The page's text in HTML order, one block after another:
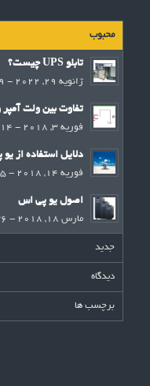
محبوب
تابلو UPS چیست؟
ژانویه 29, 2022 - 5:39 ب.ظ
تفاوت بین ولت آمپر
فوریه 3, 2018 - 6:14 ب.ظ
دلایل استفاده از
فوریه 14, 2018 - 7:15 ب.ظ
اصول یو پی اس
مارس 18, 2018 - 6:36 ب.ظ
جدید
دیدگاه
برچسب ها